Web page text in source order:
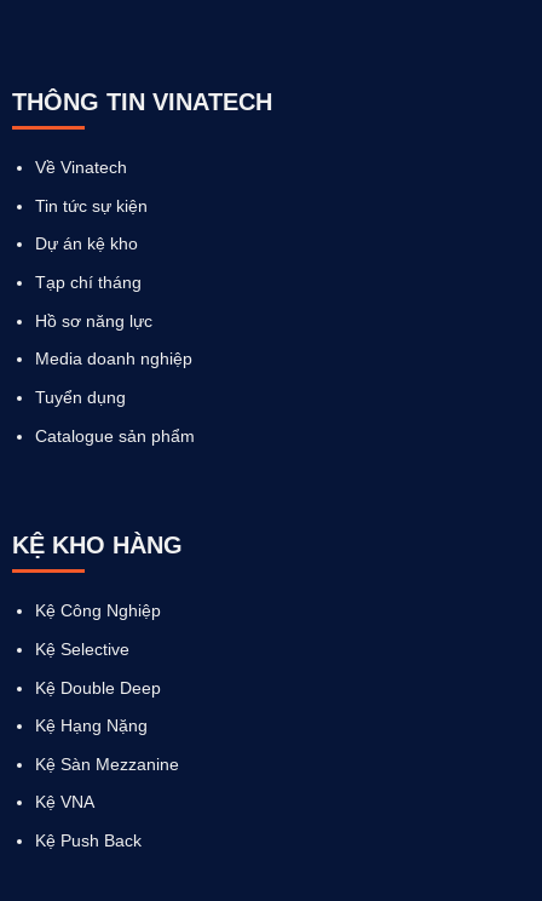
THÔNG TIN VINATECH
Về Vinatech
Tin tức sự kiện
Dự án kệ kho
Tạp chí tháng
Hồ sơ năng lực
Media doanh nghiệp
Tuyển dụng
Catalogue sản phẩm
KỆ KHO HÀNG
Kệ Công Nghiệp
Kệ Selective
Kệ Double Deep
Kệ Hạng Nặng
Kệ Sàn Mezzanine
Kệ VNA
Kệ Push Back